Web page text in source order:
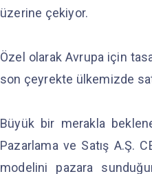
üzerine çekiyor.
Özel olarak Avrupa için
son çeyrekte ülkemizde
Büyük bir merakla
Pazarlama ve Satış A.Ş.
modelini pazara